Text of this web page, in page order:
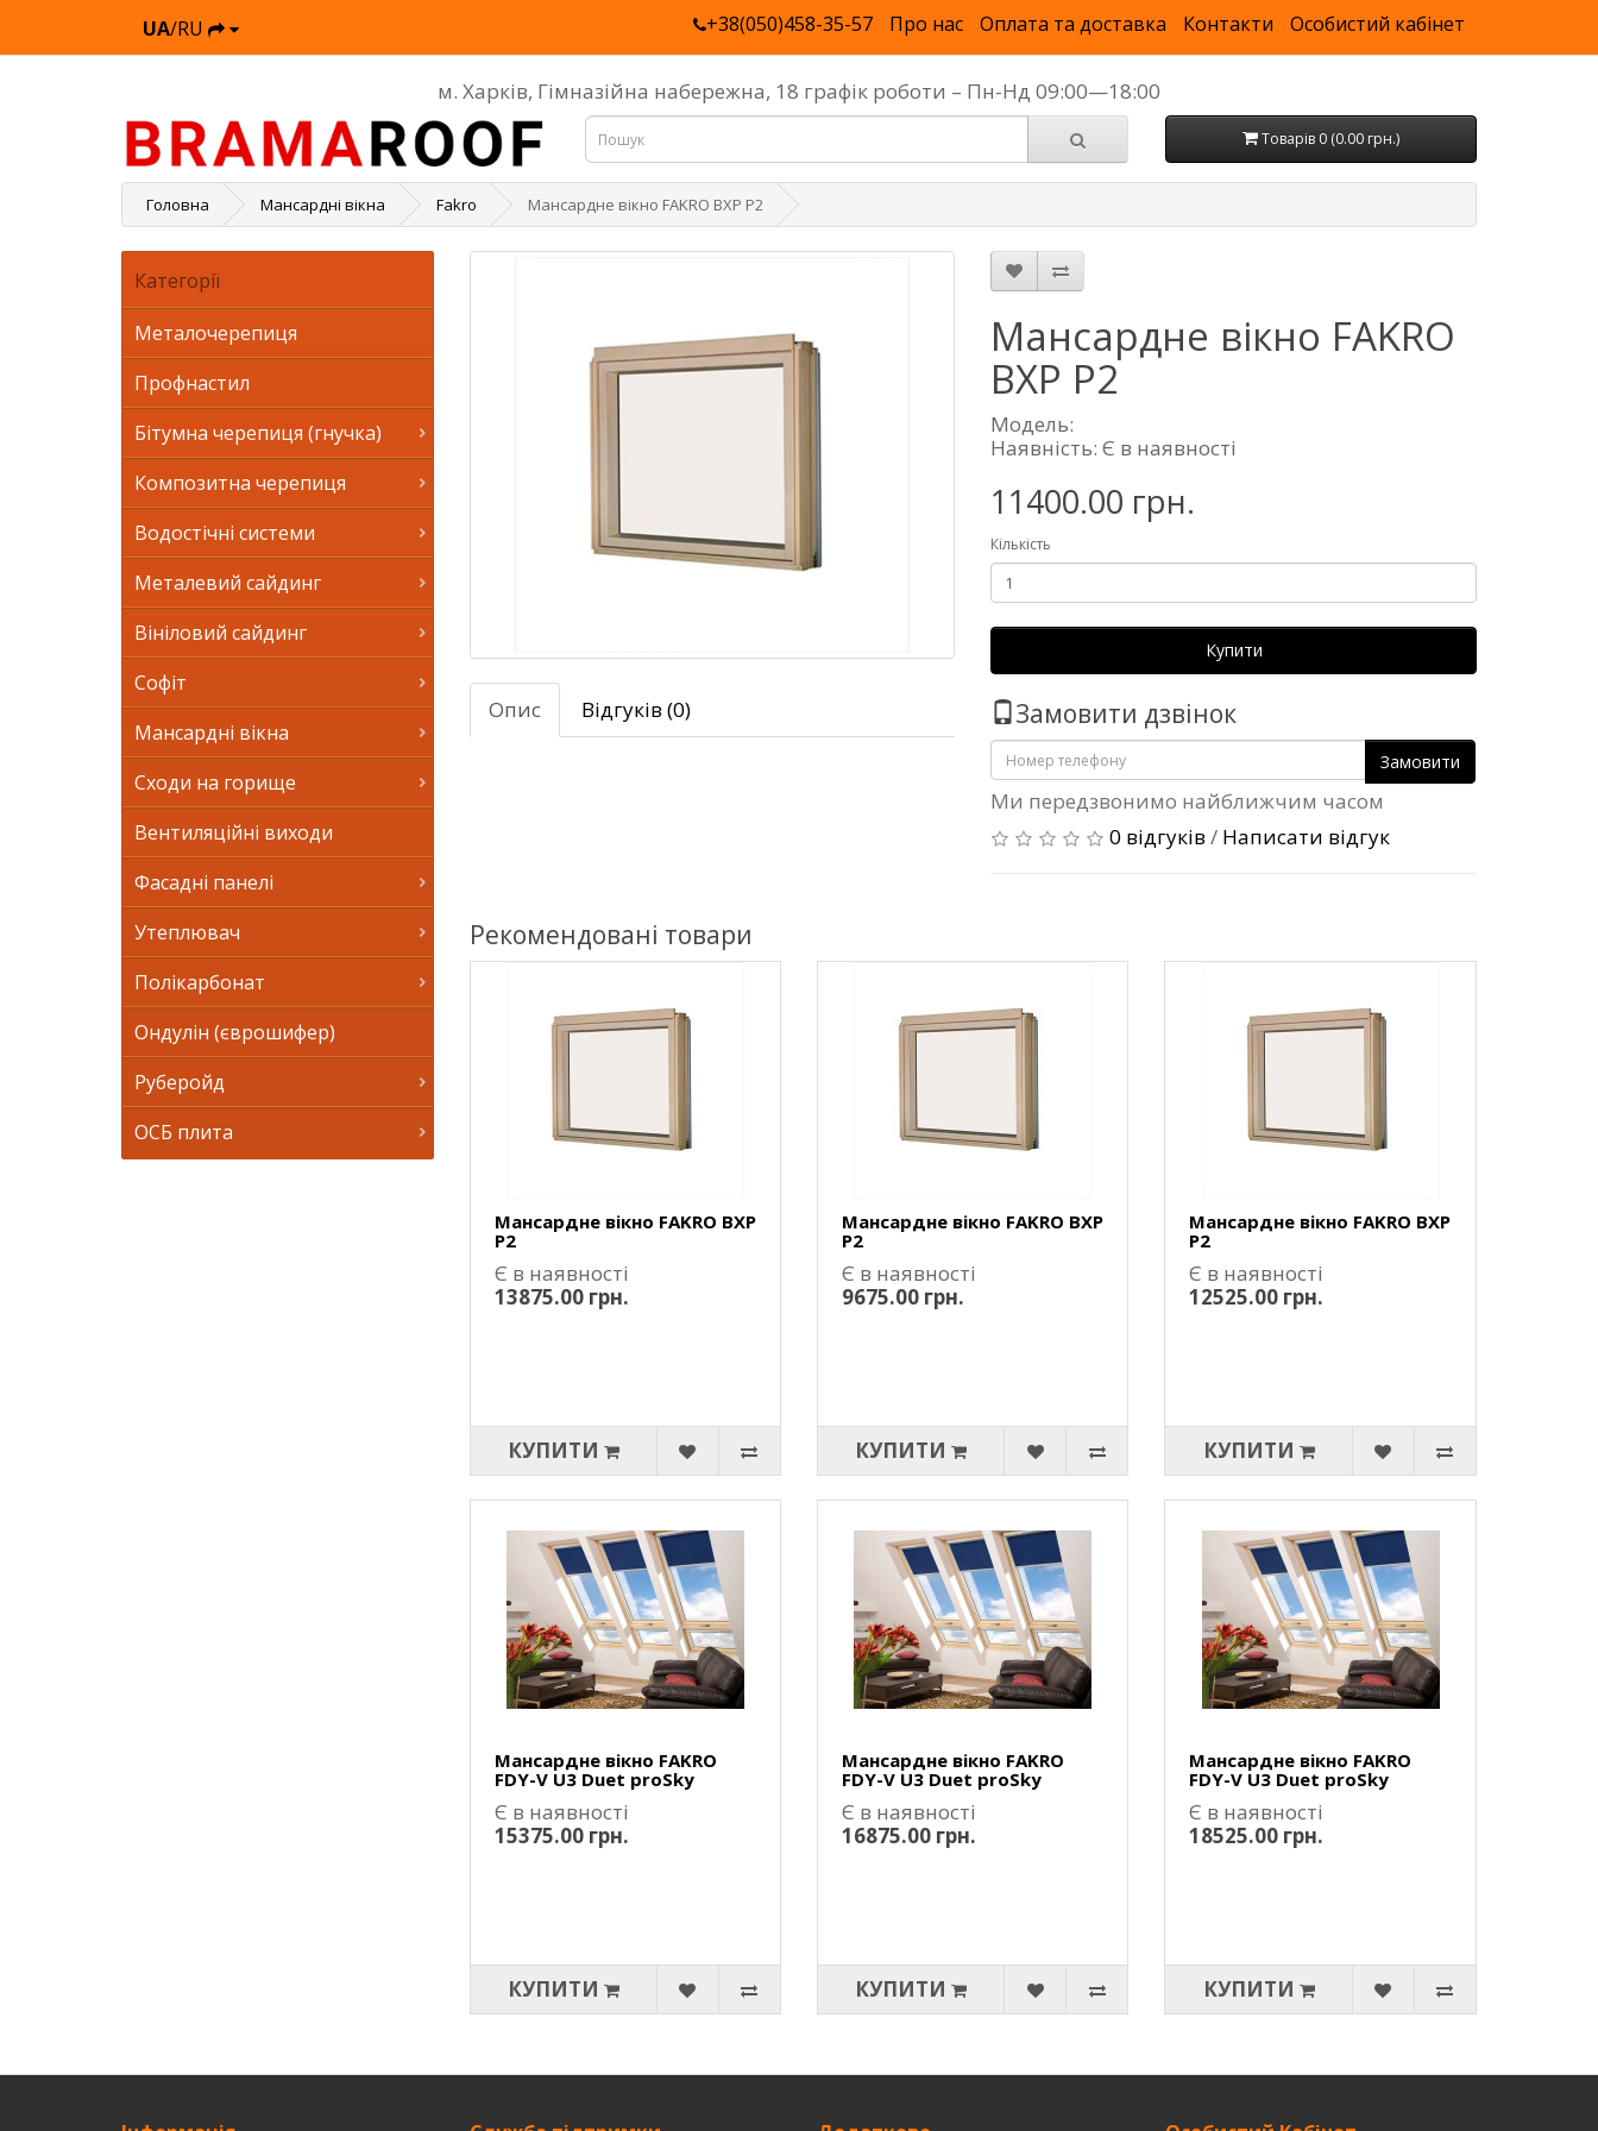
UA/RU +38(050)458-35-57 Про нас Оплата та доставка Контакти Особистий кабінет
м. Харків, Гімназійна набережна, 18 графік роботи – Пн-Нд 09:00—18:00
Товарів 0 (0.00 грн.)
Головна Мансардні вікна Fakro Мансардне вікно FAKRO BXP P2
Категорії
Металочерепиця
Профнастил
Бітумна черепиця (гнучка)
Композитна черепиця
Водостічні системи
Металевий сайдинг
Вініловий сайдинг
Софіт
Мансардні вікна
Сходи на горище
Вентиляційні виходи
Фасадні панелі
Утеплювач
Полікарбонат
Ондулін (єврошифер)
Руберойд
ОСБ плита
Опис Відгуків (0)
Мансардне вікно FAKRO
BXP P2
Модель:
Наявність: Є в наявності
11400.00 грн.
Кількість
Купити
Замовити дзвінок
Замовити
Ми передзвонимо найближчим часом
0 відгуків / Написати відгук
Рекомендовані товари
Мансардне вікно FAKRO BXP
P2
Є в наявності
13875.00 грн.
КУПИТИ
Мансардне вікно FAKRO BXP
P2
Є в наявності
9675.00 грн.
КУПИТИ
Мансардне вікно FAKRO BXP
P2
Є в наявності
12525.00 грн.
КУПИТИ
Мансардне вікно FAKRO
FDY-V U3 Duet proSky
Є в наявності
15375.00 грн.
КУПИТИ
Мансардне вікно FAKRO
FDY-V U3 Duet proSky
Є в наявності
16875.00 грн.
КУПИТИ
Мансардне вікно FAKRO
FDY-V U3 Duet proSky
Є в наявності
18525.00 грн.
КУПИТИ